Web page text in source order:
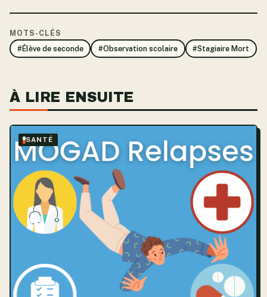
MOTS-CLÉS
#Élève de seconde
#Observation scolaire #Stagiaire Mort
À LIRE ENSUITE
SANTÉ